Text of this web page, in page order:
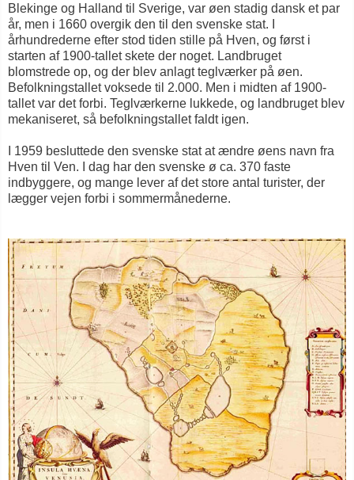
Blekinge og Halland til Sverige, var øen stadig dansk et par
år, men i 1660 overgik den til den svenske stat. I
århundrederne efter stod tiden stille på Hven, og først i
starten af 1900-tallet skete der noget. Landbruget
blomstrede op, og der blev anlagt teglværker på øen.
Befolkningstallet voksede til 2.000. Men i midten af 1900-
tallet var det forbi. Teglværkerne lukkede, og landbruget blev
mekaniseret, så befolkningstallet faldt igen.
I 1959 besluttede den svenske stat at ændre øens navn fra
Hven til Ven. I dag har den svenske ø ca. 370 faste
indbyggere, og mange lever af det store antal turister, der
lægger vejen forbi i sommermånederne.